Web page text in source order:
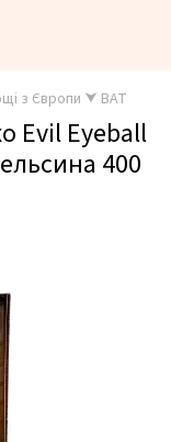
з Європи ⮟ BAT
Evil Eyeball
400